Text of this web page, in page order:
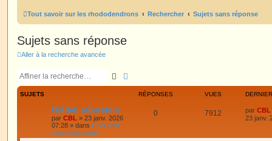
Tout savoir sur les rhododendrons Rechercher Sujets sans réponse
Sujets sans réponse
Aller à la recherche avancée
Rechercher
SUJETS RÉPONSES VUES
Holden arboretum
par CBL » 23 janv. 2026
07:28 » dans Ceci peut
vous intéresser
0 7912 par CBL
23 janv.